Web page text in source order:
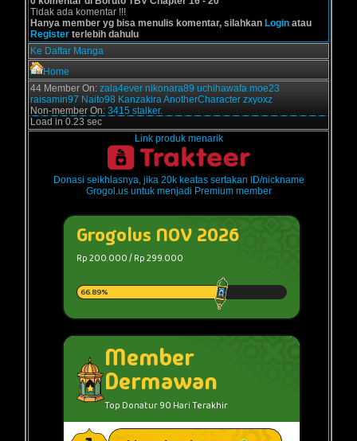
Tidak ada komentar !!!
Hanya member yg bisa menulis komentar, silahkan Login atau
Register terlebih dahulu
Ke Daftar Manga
Home
44 Member On: zala4ever nikonara89 uchihawafa moe23
raisamin97 Naito98 KanzakiraAnotherCharacter zxyoxz
Non-member On: 3415 stalker.
Load in 0.23 sec
Link produk menarik
Donasi seikhlasnya, jika 20k keatas sertakan ID/nickname
Grogol.us untuk menjadi Premium member